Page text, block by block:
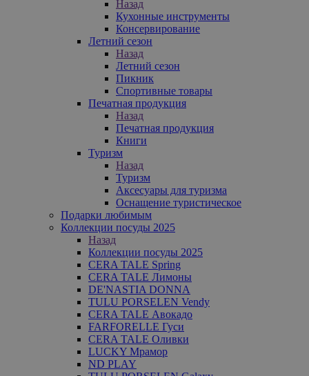
Назад
Кухонные инструменты
Консервирование
Летний сезон
Назад
Летний сезон
Пикник
Спортивные товары
Печатная продукция
Назад
Печатная продукция
Книги
Туризм
Назад
Туризм
Аксесуары для туризма
Оснащение туристическое
Подарки любимым
Коллекции посуды 2025
Назад
Коллекции посуды 2025
CERA TALE Spring
CERA TALE Лимоны
DE'NASTIA DONNA
TULU PORSELEN Vendy
CERA TALE Авокадо
FARFORELLE Гуси
CERA TALE Оливки
LUCKY Мрамор
ND PLAY